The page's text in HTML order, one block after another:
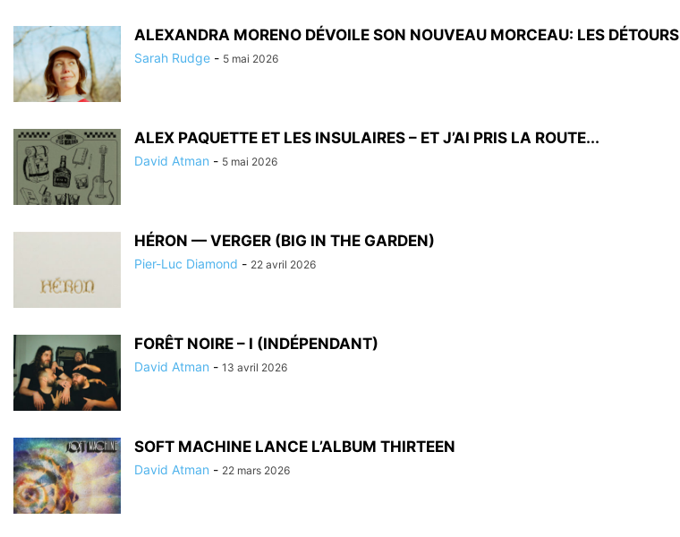
ALEXANDRA MORENO DÉVOILE SON NOUVEAU MORCEAU: LES DÉTOURS
Sarah Rudge - 5 mai 2026
ALEX PAQUETTE ET LES INSULAIRES – ET J’AI PRIS LA ROUTE...
David Atman - 5 mai 2026
HÉRON — VERGER (BIG IN THE GARDEN)
Pier-Luc Diamond - 22 avril 2026
FORÊT NOIRE – I (INDÉPENDANT)
David Atman - 13 avril 2026
SOFT MACHINE LANCE L’ALBUM THIRTEEN
David Atman - 22 mars 2026